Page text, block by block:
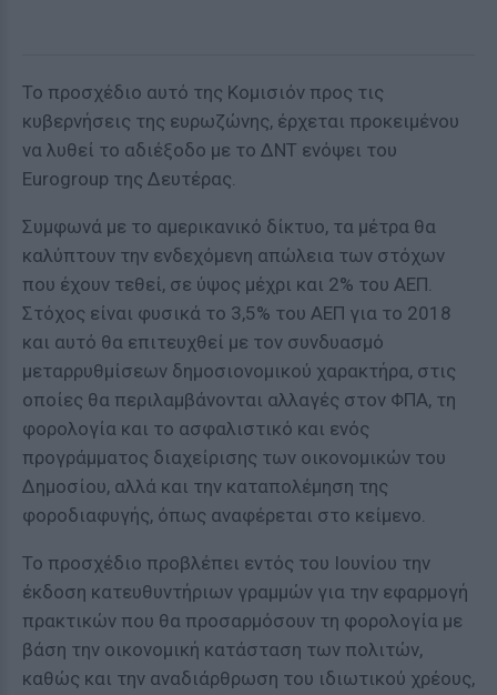
Το προσχέδιο αυτό της Κομισιόν προς τις
κυβερνήσεις της ευρωζώνης, έρχεται προκειμένου
να λυθεί το αδιέξοδο με το ΔΝΤ ενόψει του
Eurogroup της Δευτέρας.
Συμφωνά με το αμερικανικό δίκτυο, τα μέτρα θα
καλύπτουν την ενδεχόμενη απώλεια των στόχων
που έχουν τεθεί, σε ύψος μέχρι και 2% του ΑΕΠ.
Στόχος είναι φυσικά το 3,5% του ΑΕΠ για το 2018
και αυτό θα επιτευχθεί με τον συνδυασμό
μεταρρυθμίσεων δημοσιονομικού χαρακτήρα, στις
οποίες θα περιλαμβάνονται αλλαγές στον ΦΠΑ, τη
φορολογία και το ασφαλιστικό και ενός
προγράμματος διαχείρισης των οικονομικών του
Δημοσίου, αλλά και την καταπολέμηση της
φοροδιαφυγής, όπως αναφέρεται στο κείμενο.
Το προσχέδιο προβλέπει εντός του Ιουνίου την
έκδοση κατευθυντήριων γραμμών για την εφαρμογή
πρακτικών που θα προσαρμόσουν τη φορολογία με
βάση την οικονομική κατάσταση των πολιτών,
καθώς και την αναδιάρθρωση του ιδιωτικού χρέους,